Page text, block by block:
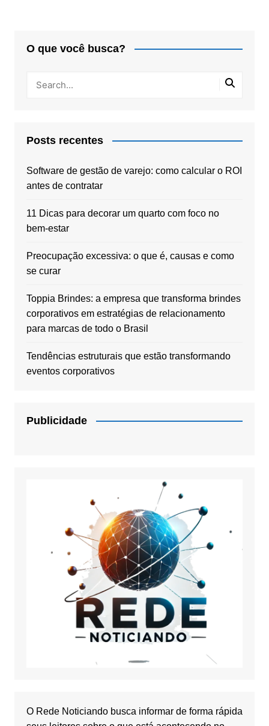
O que você busca?
Posts recentes
Software de gestão de varejo: como calcular o ROI
antes de contratar
11 Dicas para decorar um quarto com foco no
bem-estar
Preocupação excessiva: o que é, causas e como
se curar
Toppia Brindes: a empresa que transforma brindes
corporativos em estratégias de relacionamento
para marcas de todo o Brasil
Tendências estruturais que estão transformando
eventos corporativos
Publicidade
O Rede Noticiando busca informar de forma rápida